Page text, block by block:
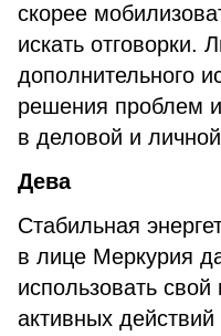
скорее
искать отговорки.
дополнительного
решения проблем
в деловой и
Дева
Стабильная
в лице Меркурия
использовать
активных